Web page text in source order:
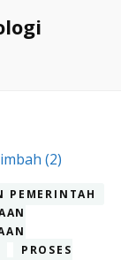
PEMERINTAH
PROSES